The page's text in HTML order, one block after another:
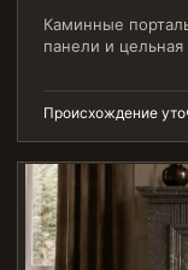
Каминные
панели и цельная
Происхождение